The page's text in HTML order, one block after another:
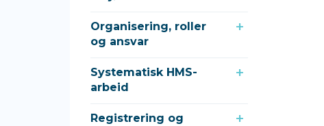
Organisering, roller
og ansvar
Systematisk HMS-
arbeid
Registrering og